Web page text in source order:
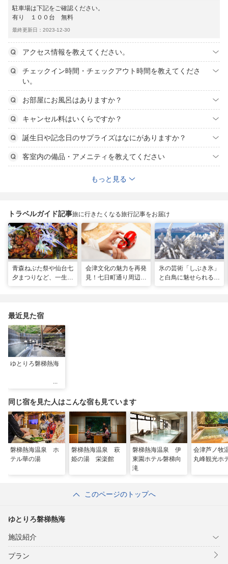
駐車場は下記をご確認ください。
有り １００台 無料
最終更新日：2023-12-30
アクセス情報を教えてください。
チェックイン時間・チェックアウト時間を教えてくださ
い。
お部屋にお風呂はありますか？
キャンセル料はいくらですか？
誕生日や記念日のサプライズはなにがありますか？
客室内の備品・アメニティを教えてください
もっと見る
トラベルガイド記事旅に行きたくなる旅行記事をお届け
青森ねぶた祭や仙台七
夕まつりなど、一生に
会津文化の魅力を再発
見！七日町通り周辺の
氷の芸術「しぶき氷」
と白鳥に魅せられる！
最近見た宿
ゆとりろ磐梯熱海
同じ宿を見た人はこんな宿も見ています
磐梯熱海温泉 ホ
テル華の湯
磐梯熱海温泉 萩
姫の湯 栄楽館
磐梯熱海温泉 伊
東園ホテル磐梯向
滝
会津芦ノ
丸峰観光ホ
このページのトップへ
ゆとりろ磐梯熱海
施設紹介
プラン